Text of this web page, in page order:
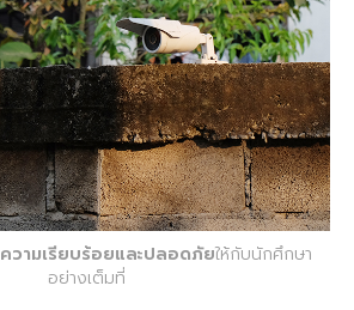
ความเรียบร้อยและปลอดภัยให้กับนักศึกษา
อย่างเต็มที่